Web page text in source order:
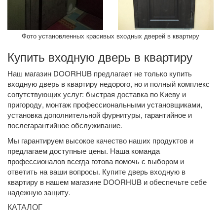
Фото установленных красивых входных дверей в квартиру
Купить входную дверь в квартиру
Наш магазин DOORHUB предлагает не только купить
входную дверь в квартиру недорого, но и полный комплекс
сопутствующих услуг: быстрая доставка по Киеву и
пригороду, монтаж профессиональными установщиками,
установка дополнительной фурнитуры, гарантийное и
послегарантийное обслуживание.
Мы гарантируем высокое качество наших продуктов и
предлагаем доступные цены. Наша команда
профессионалов всегда готова помочь с выбором и
ответить на ваши вопросы. Купите дверь входную в
квартиру в нашем магазине DOORHUB и обеспечьте себе
надежную защиту.
КАТАЛОГ